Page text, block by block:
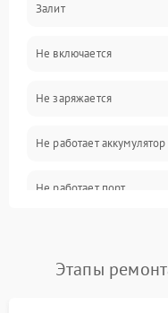
Питание и питание
Проблемы с картами
Объективы
Программные сбои
Коммуникации и
Залит
Не включается
Не заряжается
Не работает аккумулятор
Не работает порт
Этапы